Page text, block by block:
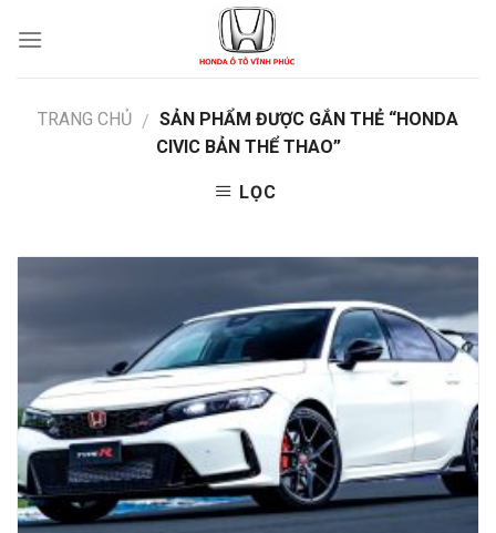
TRANG CHỦ / SẢN PHẨM ĐƯỢC GẮN THẺ “HONDA
CIVIC BẢN THỂ THAO”
LỌC